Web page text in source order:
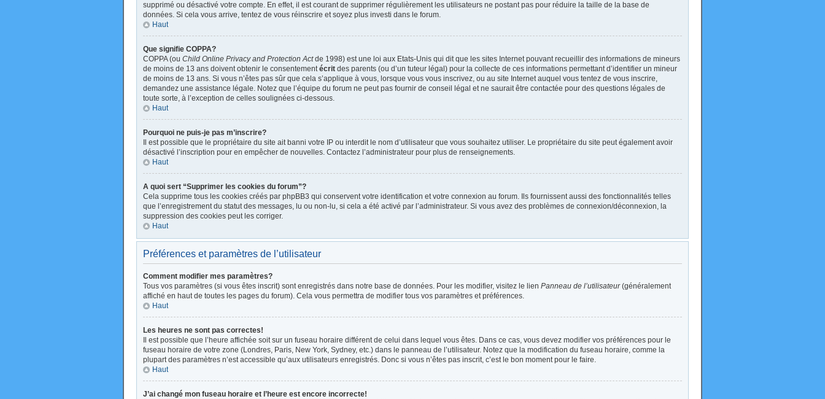
supprimé ou désactivé votre compte. En effet, il est courant de supprimer régulièrement les utilisateurs ne postant pas pour réduire la taille de la base de
données. Si cela vous arrive, tentez de vous réinscrire et soyez plus investi dans le forum.
Haut
Que signifie COPPA?
COPPA (ou Child Online Privacy and Protection Actde 1998) est une loi aux Etats-Unis qui dit que les sites Internet pouvant recueillir des informations de mineurs
de moins de 13 ans doivent obtenir le consentementécrit des parents (ou d’un tuteur légal) pour la collecte de ces informations permettant d’identifier un mineur
de moins de 13 ans. Si vous n’êtes pas sûr que cela s’applique à vous, lorsque vous vous inscrivez, ou au site Internet auquel vous tentez de vous inscrire,
demandez une assistance légale. Notez que l’équipe du forum ne peut pas fournir de conseil légal et ne saurait être contactée pour des questions légales de
toute sorte, à l’exception de celles soulignées ci-dessous.
Haut
Pourquoi ne puis-je pas m’inscrire?
Il est possible que le propriétaire du site ait banni votre IP ou interdit le nom d’utilisateur que vous souhaitez utiliser. Le propriétaire du site peut également avoir
désactivé l’inscription pour en empêcher de nouvelles. Contactez l’administrateur pour plus de renseignements.
Haut
A quoi sert “Supprimer les cookies du forum”?
Cela supprime tous les cookies créés par phpBB3 qui conservent votre identification et votre connexion au forum. Ils fournissent aussi des fonctionnalités telles
que l’enregistrement du statut des messages, lu ou non-lu, si cela a été activé par l’administrateur. Si vous avez des problèmes de connexion/déconnexion, la
suppression des cookies peut les corriger.
Haut
Préférences et paramètres de l’utilisateur
Comment modifier mes paramètres?
Tous vos paramètres (si vous êtes inscrit) sont enregistrés dans notre base de données. Pour les modifier, visitez le lien Panneau de l’utilisateur(généralement
affiché en haut de toutes les pages du forum). Cela vous permettra de modifier tous vos paramètres et préférences.
Haut
Les heures ne sont pas correctes!
Il est possible que l’heure affichée soit sur un fuseau horaire différent de celui dans lequel vous êtes. Dans ce cas, vous devez modifier vos préférences pour le
fuseau horaire de votre zone (Londres, Paris, New York, Sydney, etc.) dans le panneau de l’utilisateur. Notez que la modification du fuseau horaire, comme la
plupart des paramètres n’est accessible qu’aux utilisateurs enregistrés. Donc si vous n’êtes pas inscrit, c’est le bon moment pour le faire.
Haut
J’ai changé mon fuseau horaire et l’heure est encore incorrecte!